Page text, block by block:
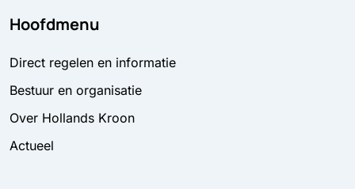
Hoofdmenu
Direct regelen en informatie
Bestuur en organisatie
Over Hollands Kroon
Actueel